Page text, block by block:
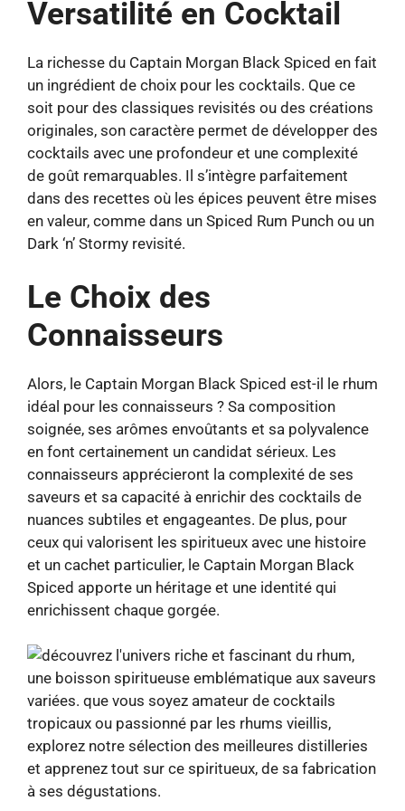
Versatilité en Cocktail
La richesse du Captain Morgan Black Spiced en fait
un ingrédient de choix pour les cocktails. Que ce
soit pour des classiques revisités ou des créations
originales, son caractère permet de développer des
cocktails avec une profondeur et une complexité
de goût remarquables. Il s’intègre parfaitement
dans des recettes où les épices peuvent être mises
en valeur, comme dans un Spiced Rum Punch ou un
Dark ‘n’ Stormy revisité.
Le Choix des
Connaisseurs
Alors, le Captain Morgan Black Spiced est-il le rhum
idéal pour les connaisseurs ? Sa composition
soignée, ses arômes envoûtants et sa polyvalence
en font certainement un candidat sérieux. Les
connaisseurs apprécieront la complexité de ses
saveurs et sa capacité à enrichir des cocktails de
nuances subtiles et engageantes. De plus, pour
ceux qui valorisent les spiritueux avec une histoire
et un cachet particulier, le Captain Morgan Black
Spiced apporte un héritage et une identité qui
enrichissent chaque gorgée.